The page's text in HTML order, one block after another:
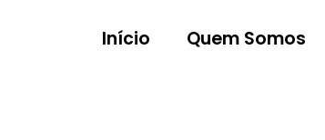
Início Quem Somos